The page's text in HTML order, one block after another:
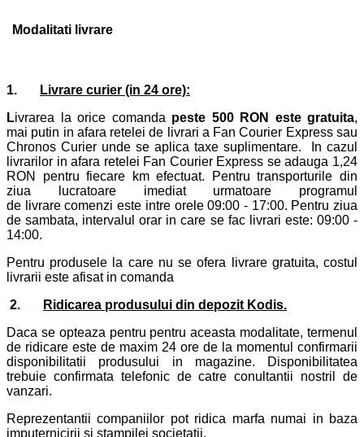
Modalitati livrare
1.
Livrare curier (in 24 ore):
Livrarea la orice comanda peste 500 RON este gratuita,
mai putin in afara retelei de livrari a Fan Courier Express sau
Chronos Curier unde se aplica taxe suplimentare. In cazul
livrarilor in afara retelei Fan Courier Express se adauga 1,24
RON pentru fiecare km efectuat. Pentrutransporturile din
ziua lucratoare imediat urmatoare programul
de livrarecomenzi este intre orele 09:00 - 17:00. Pentru ziua
de sambata, intervalul orar in care se fac livrari este: 09:00 -
14:00.
Pentru produsele la care nu se ofera livrare gratuita, costul
livrarii este afisat in comanda
2.
Ridicarea produsului din depozit Kodis.
Daca se opteaza pentru pentru aceasta modalitate, termenul
de ridicare este de maxim 24 ore de la momentul confirmarii
disponibilitatii produsului in magazine. Disponibilitatea
trebuie confirmata telefonic de catre conultantii nostril de
vanzari.
Reprezentantii companiilor pot ridica marfa numai in baza
imputernicirii si stampilei societatii.